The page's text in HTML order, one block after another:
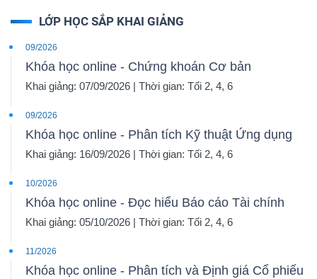
LỚP HỌC SẮP KHAI GIẢNG
09/2026
Khóa học online - Chứng khoán Cơ bản
Khai giảng: 07/09/2026 | Thời gian: Tối 2, 4, 6
09/2026
Khóa học online - Phân tích Kỹ thuật Ứng dụng
Khai giảng: 16/09/2026 | Thời gian: Tối 2, 4, 6
10/2026
Khóa học online - Đọc hiểu Báo cáo Tài chính
Khai giảng: 05/10/2026 | Thời gian: Tối 2, 4, 6
11/2026
Khóa học online - Phân tích và Định giá Cổ phiếu